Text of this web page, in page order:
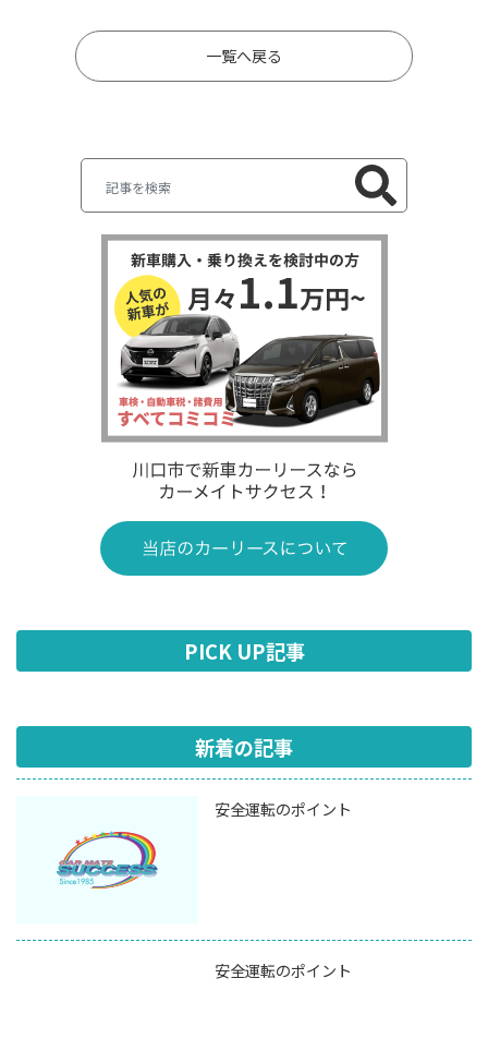
一覧へ戻る
PICK UP記事
新着の記事
安全運転のポイント
安全運転のポイント